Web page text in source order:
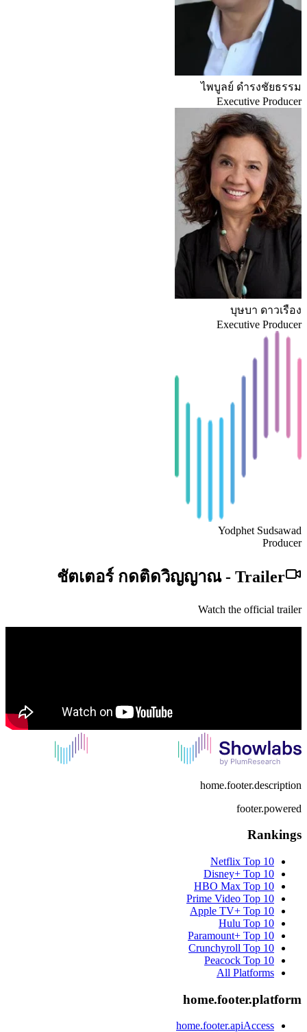
ไพบูลย์ ดํารงชัยธรรม
Executive Producer
บุษบา ดาวเรือง
Executive Producer
Yodphet Sudsawad
Producer
ชัตเตอร์ กดติดวิญญาณ- Trailer
Watch the official trailer
home.footer.description
footer.powered
Rankings
Netflix Top 10
Disney+ Top 10
HBO Max Top 10
Prime Video Top 10
Apple TV+ Top 10
Hulu Top 10
Paramount+ Top 10
Crunchyroll Top 10
Peacock Top 10
All Platforms
home.footer.platform
home.footer.apiAccess